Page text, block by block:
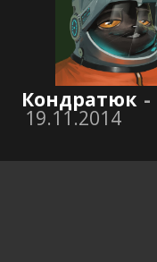
Кондратюк -
19.11.2014